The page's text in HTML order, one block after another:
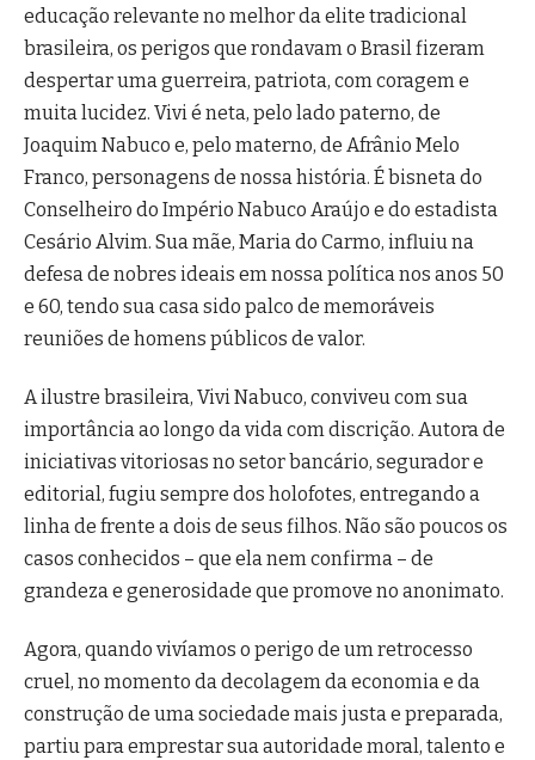
educação relevante no melhor da elite tradicional
brasileira, os perigos que rondavam o Brasil fizeram
despertar uma guerreira, patriota, com coragem e
muita lucidez. Vivi é neta, pelo lado paterno, de
Joaquim Nabuco e, pelo materno, de Afrânio Melo
Franco, personagens de nossa história. É bisneta do
Conselheiro do Império Nabuco Araújo e do estadista
Cesário Alvim. Sua mãe, Maria do Carmo, influiu na
defesa de nobres ideais em nossa política nos anos 50
e 60, tendo sua casa sido palco de memoráveis
reuniões de homens públicos de valor.
A ilustre brasileira, Vivi Nabuco, conviveu com sua
importância ao longo da vida com discrição. Autora de
iniciativas vitoriosas no setor bancário, segurador e
editorial, fugiu sempre dos holofotes, entregando a
linha de frente a dois de seus filhos. Não são poucos os
casos conhecidos – que ela nem confirma – de
grandeza e generosidade que promove no anonimato.
Agora, quando vivíamos o perigo de um retrocesso
cruel, no momento da decolagem da economia e da
construção de uma sociedade mais justa e preparada,
partiu para emprestar sua autoridade moral, talento e